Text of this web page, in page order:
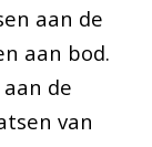
aan de
aan bod.
de
van